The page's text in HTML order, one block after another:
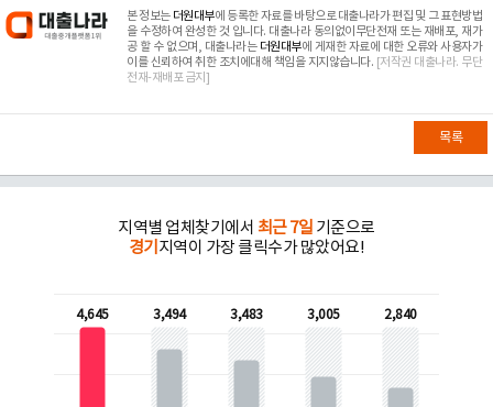
본 정보는 더원대부에 등록한 자료를 바탕으로 대출나라가 편집 및 그 표현방법
을 수정하여 완성한 것 입니다. 대출나라 동의없이무단전재 또는 재배포, 재가
공 할 수 없으며, 대출나라는 더원대부에 게재한 자료에 대한 오류와 사용자가
이를 신뢰하여 취한 조치에대해 책임을 지지않습니다. [저작권 대출나라. 무단
전재-재배포 금지]
목록
지역별 업체찾기에서 최근 7일 기준으로
경기 지역이 가장 클릭수가 많았어요!
4,645 3,494 3,483 3,005 2,840